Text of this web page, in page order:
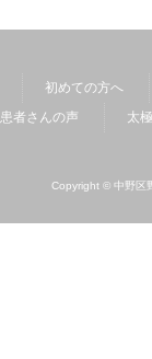
初めての方へ
患者さんの声 太
Copyright © 中野区